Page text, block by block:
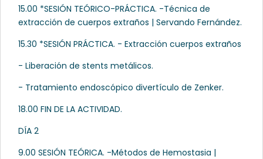
15.00 *SESIÓN TEÓRICO-PRÁCTICA. -Técnica de
extracción de cuerpos extraños | Servando Fernández.
15.30 *SESIÓN PRÁCTICA. - Extracción cuerpos extraños
- Liberación de stents metálicos.
- Tratamiento endoscópico divertículo de Zenker.
18.00 FIN DE LA ACTIVIDAD.
DÍA 2
9.00 SESIÓN TEÓRICA. -Métodos de Hemostasia |